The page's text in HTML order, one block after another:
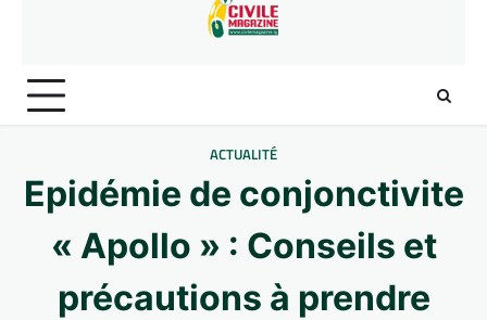
ACTUALITÉ
Epidémie de conjonctivite
« Apollo » : Conseils et
précautions à prendre